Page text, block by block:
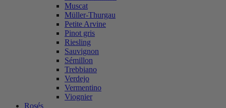
Muscat
Müller-Thurgau
Petite Arvine
Pinot gris
Riesling
Sauvignon
Sémillon
Trebbiano
Verdejo
Vermentino
Viognier
Rosés